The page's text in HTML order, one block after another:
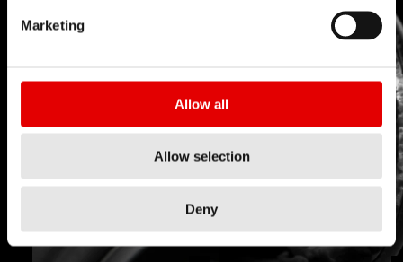
Marketing
Allow all
Allow selection
Deny